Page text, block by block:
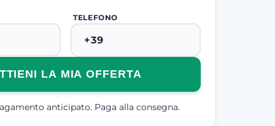
TELEFONO
LA MIA OFFERTA
anticipato. Paga alla consegna.